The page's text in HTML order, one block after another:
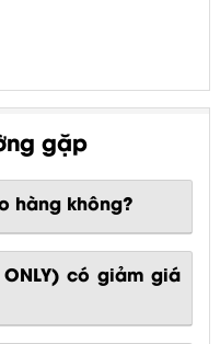
gặp
hàng không?
ONLY) có giảm giá